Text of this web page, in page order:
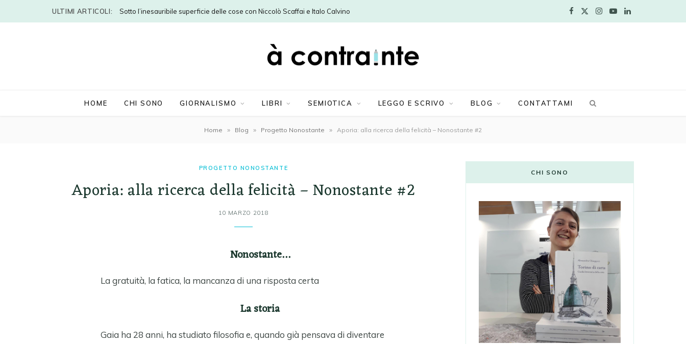
ULTIMI ARTICOLI: Sotto l’inesauribile superficie delle cose con Niccolò Scaffai e Italo Calvino
i
)
I Y L
HOME CHI SONO GIORNALISMO LIBRI SEMIOTICA LEGGO E SCRIVO BLOG CONTATTAMI
Home » Blog » Progetto Nonostante » Aporia: alla ricerca della felicità – Nonostante #2
PROGETTO NONOSTANTE
Aporia: alla ricerca della felicità – Nonostante #2
10 MARZO 2018
Nonostante…
La gratuità, la fatica, la mancanza di una risposta certa
La storia
Gaia ha 28 anni, ha studiato filosofia e, quando già pensava di diventare
CHI SONO